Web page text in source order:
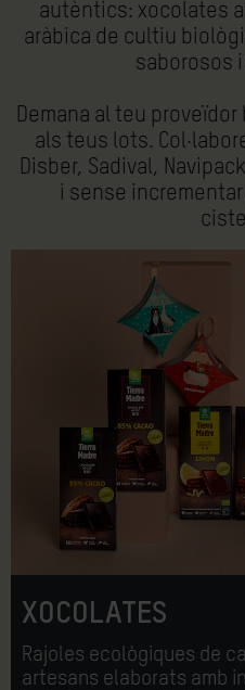
autèntics: xocolates
aràbica de cultiu
saborosos i
Demana al teu
als teus lots.
Disber, Sadival,
i sense
XOCOLATES
Rajoles ecològiques de
artesans elaborats amb